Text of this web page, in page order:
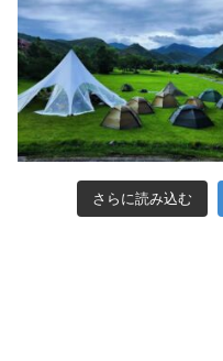
さらに読み込む